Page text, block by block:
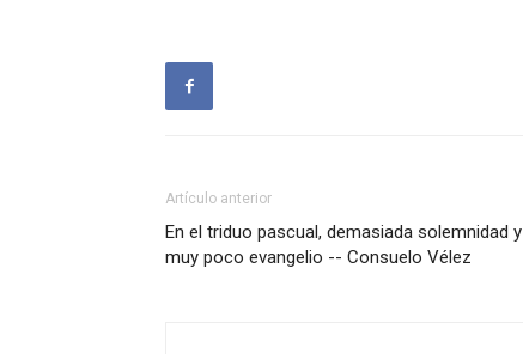
Artículo anterior
En el triduo pascual, demasiada solemnidad y
muy poco evangelio -- Consuelo Vélez